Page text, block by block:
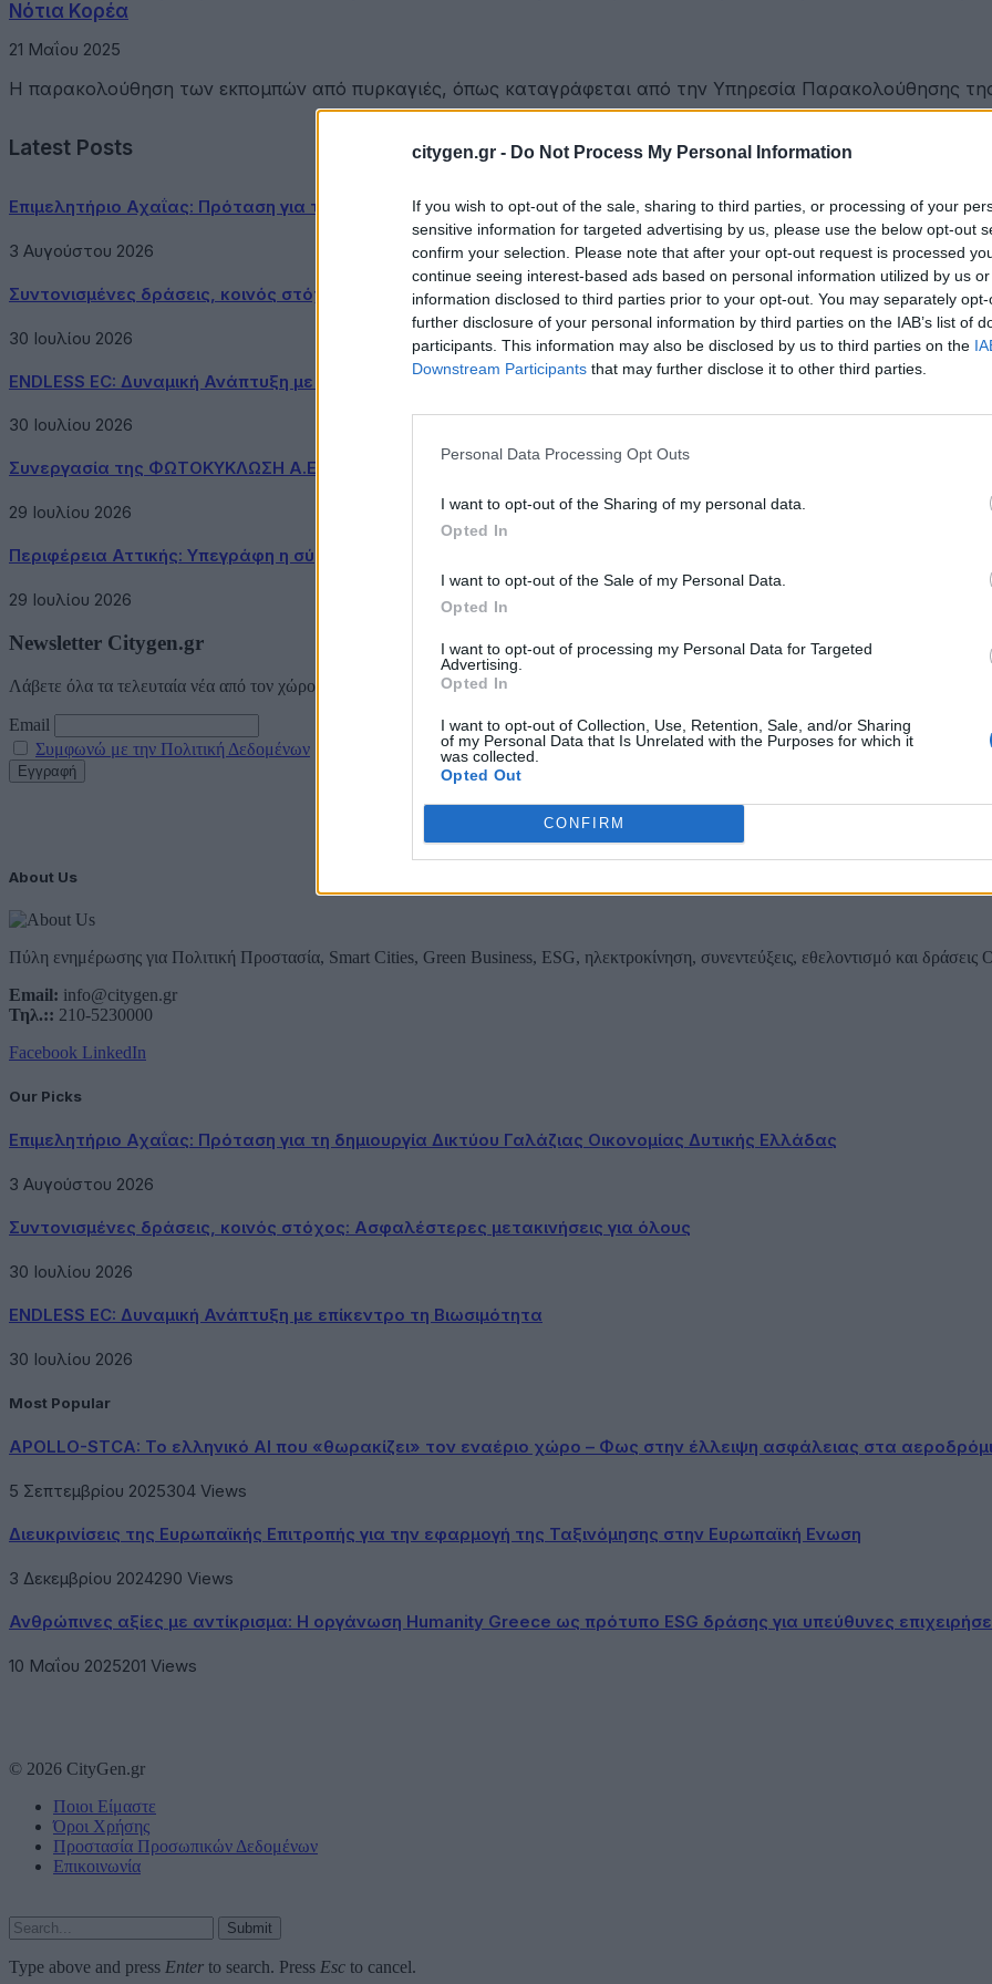
citygen.gr - Do Not Process My Personal Information
If you wish to opt-out of the sale, sharing to third parties, or processing of your
sensitive information for targeted advertising by us, please use the below opt-out
confirm your selection. Please note that after your opt-out request is processed
continue seeing interest-based ads based on personal information utilized by us
information disclosed to third parties prior to your opt-out. You may separately
further disclosure of your personal information by third parties on the IAB’s list of
participants. This information may also be disclosed by us to third parties on the
Downstream Participants that may further disclose it to other third parties.
Personal Data Processing Opt Outs
I want to opt-out of the Sharing of my personal data.
Opted In
I want to opt-out of the Sale of my Personal Data.
Opted In
I want to opt-out of processing my Personal Data for Targeted
Advertising.
Opted In
I want to opt-out of Collection, Use, Retention, Sale, and/or Sharing
of my Personal Data that Is Unrelated with the Purposes for which it
was collected.
Opted Out
CONFIRM
Νότια Κορέα
21 Μαΐου 2025
Η παρακολούθηση των εκπομπών από πυρκαγιές, όπως καταγράφεται από την Υπηρεσία Παρακολούθησης
Latest Posts
Επιμελητήριο Αχαΐας: Πρόταση για τη δημιουργία Δικτύου Γαλάζιας Οικονομίας Δυτικής Ελλάδας
3 Αυγούστου 2026
Συντονισμένες δράσεις, κοινός στόχος: Ασφαλέστερες μετακινήσεις για όλους
30 Ιουλίου 2026
ENDLESS EC: Δυναμική Ανάπτυξη με επίκεντρο τη Βιωσιμότητα
30 Ιουλίου 2026
Συνεργασία της ΦΩΤΟΚΥΚΛΩΣΗ Α.Ε. με τον Δήμο Μεγαρέων
29 Ιουλίου 2026
Περιφέρεια Αττικής: Υπεγράφη η σύμβαση κατασκευής του εσωτερικού δικτύου αποχέτευσης Παιανίας
29 Ιουλίου 2026
Newsletter Citygen.gr
Λάβετε όλα τα τελευταία νέα από τον χώρο της Πολιτικής Προστασίας, του ESG, του Green Business και των ΟΤΑ
Email
Συμφωνώ με την Πολιτική Δεδομένων
About Us
Πύλη ενημέρωσης για Πολιτική Προστασία, Smart Cities, Green Business, ESG, ηλεκτροκίνηση, συνεντεύξεις, εθελοντισμό και
Email: info@citygen.gr
Τηλ.:: 210-5230000
Facebook LinkedIn
Our Picks
Επιμελητήριο Αχαΐας: Πρόταση για τη δημιουργία Δικτύου Γαλάζιας Οικονομίας Δυτικής Ελλάδας
3 Αυγούστου 2026
Συντονισμένες δράσεις, κοινός στόχος: Ασφαλέστερες μετακινήσεις για όλους
30 Ιουλίου 2026
ENDLESS EC: Δυναμική Ανάπτυξη με επίκεντρο τη Βιωσιμότητα
30 Ιουλίου 2026
Most Popular
APOLLO-STCA: Το ελληνικό AI που «θωρακίζει» τον εναέριο χώρο – Φως στην έλλειψη ασφάλειας στα
5 Σεπτεμβρίου 2025304 Views
Διευκρινίσεις της Ευρωπαϊκής Επιτροπής για την εφαρμογή της Ταξινόμησης στην Ευρωπαϊκή Ενωση
3 Δεκεμβρίου 2024290 Views
Ανθρώπινες αξίες με αντίκρισμα: Η οργάνωση Humanity Greece ως πρότυπο ESG δράσης για υπεύθυνες
10 Μαΐου 2025201 Views
© 2026 CityGen.gr
Ποιοι Είμαστε
Όροι Χρήσης
Προστασία Προσωπικών Δεδομένων
Επικοινωνία
Submit
Type above and press Enter to search. Press Esc to cancel.